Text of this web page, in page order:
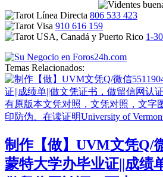
806 533 423
910 616 159
1-
Temas Relacionados:
制作【做】UVM文凭Q/
蒙特大学办毕业证||成绩